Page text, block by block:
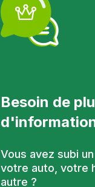
Besoin de
Vous avez subi
votre auto, votre
autre ?